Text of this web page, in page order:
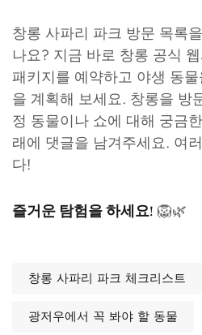
창롱 사파리 파크 방문 목록
나요? 지금 바로 창롱 공식
패키지를 예약하고 야생 동
을 계획해 보세요. 창롱을 방
정 동물이나 쇼에 대해 궁금
래에 댓글을 남겨주세요. 여
다!
즐거운 탐험을 하세요! 🦁🌿
창롱 사파리 파크 체크리스트
광저우에서 꼭 봐야 할 동물